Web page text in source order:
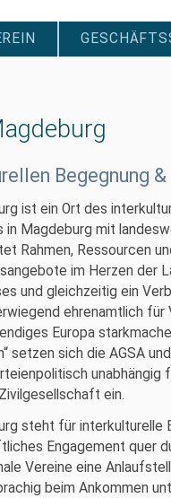
Begegnung
ist ein Ort des
Magdeburg mit
Rahmen, Ressourcen
im Herzen der
und gleichzeitig ein
ehrenamtlich
Europa
setzen sich die AGSA
unabhängig
ein.
steht für interkulturelle
Engagement quer
Vereine eine
beim Ankommen